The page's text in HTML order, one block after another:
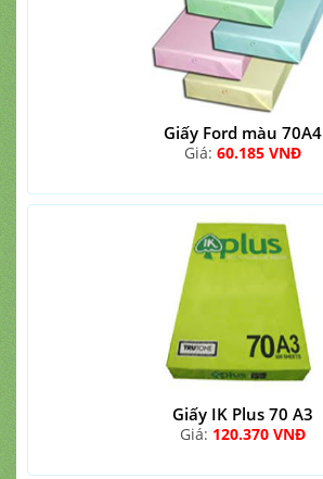
Giấy Ford màu 70A4
Giá: 60.185 VNĐ
Giấy IK Plus 70 A3
Giá: 120.370 VNĐ